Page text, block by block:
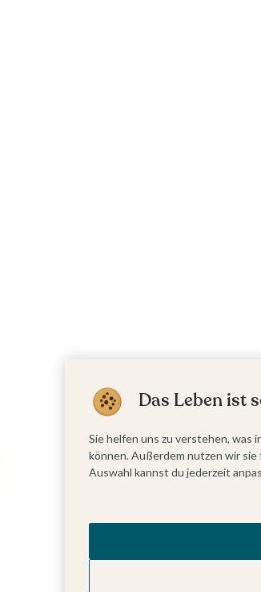
Das Leben ist
Sie helfen uns zu verstehen, was
können. Außerdem nutzen wir
Auswahl kannst du jederzeit